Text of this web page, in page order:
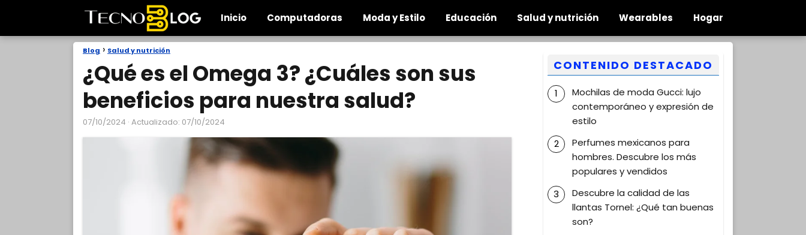
Inicio Computadoras Moda y Estilo Educación Salud y nutrición Wearables Hogar
Blog Salud y nutrición
¿Qué es el Omega 3? ¿Cuáles son sus
beneficios para nuestra salud?
07/10/2024 · Actualizado: 07/10/2024
CONTENIDO DESTACADO
Mochilas de moda Gucci: lujo
contemporáneo y expresión de
estilo
Perfumes mexicanos para
hombres. Descubre los más
populares y vendidos
Descubre la calidad de las
llantas Tornel: ¿Qué tan buenas
son?